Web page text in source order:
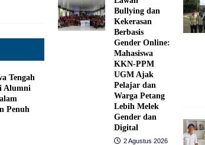
Bullying dan
Kekerasan
Berbasis
Gender Online:
Mahasiswa
KKN-PPM
UGM Ajak
Pelajar dan
Warga Petang
Lebih Melek
Gender dan
Digital
2 Agustus 2026
Tengah
Alumni
Penuh